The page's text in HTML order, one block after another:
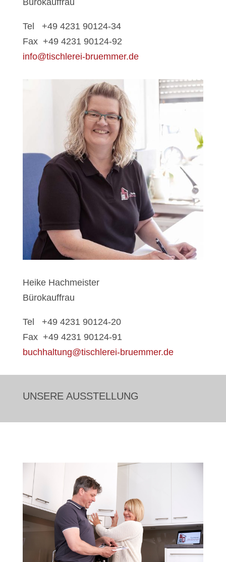
Tel +49 4231 90124-34
Fax +49 4231 90124-92
info@tischlerei-bruemmer.de
Heike Hachmeister
Bürokauffrau
Tel +49 4231 90124-20
Fax +49 4231 90124-91
buchhaltung@tischlerei-bruemmer.de
UNSERE AUSSTELLUNG